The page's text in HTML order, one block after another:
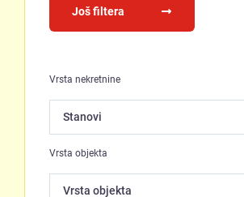
Još filtera
Vrsta nekretnine
Vrsta objekta